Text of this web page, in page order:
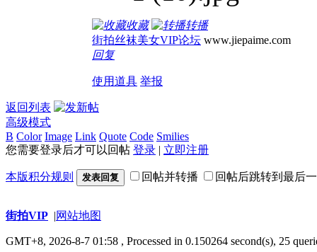
收藏
转播
街拍丝袜美女VIP论坛 www.jiepaime.com
回复
使用道具 举报
返回列表
高级模式
B Color Image Link Quote Code Smilies
您需要登录后才可以回帖 登录 | 立即注册
本版积分规则 发表回复 回帖并转播 回帖后跳转到最后
街拍VIP |网站地图
GMT+8, 2026-8-7 01:58 , Processed in 0.150264 second(s), 25